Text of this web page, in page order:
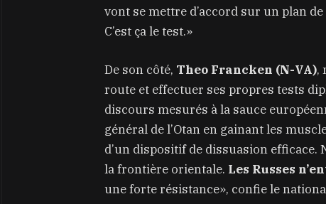
vont se mettre d’accord sur un plan
C’est ça le test.»
De son côté, Theo Francken (N-VA),
route et effectuer ses propres tests
discours mesurés à la sauce
général de l’Otan en gainant les
d’un dispositif de dissuasion
la frontière orientale. Les Russes
une forte résistance», confie le